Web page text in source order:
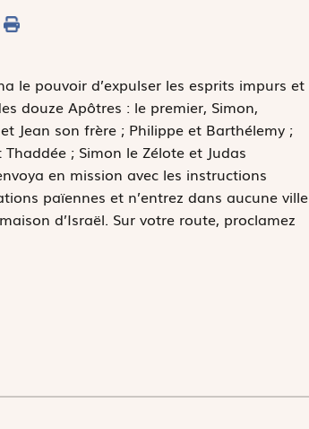
le pouvoir d’expulser les esprits impurs et
douze Apôtres : le premier, Simon,
Jean son frère ; Philippe et Barthélemy ;
; Simon le Zélote et Judas
en mission avec les instructions
païennes et n’entrez dans aucune ville
d’Israël. Sur votre route, proclamez